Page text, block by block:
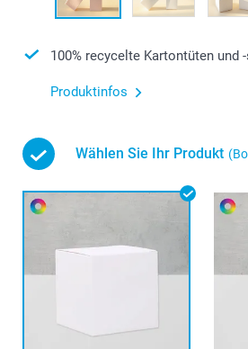
100% recycelte Kartontüten und
Produktinfos
Wählen Sie Ihr Produkt